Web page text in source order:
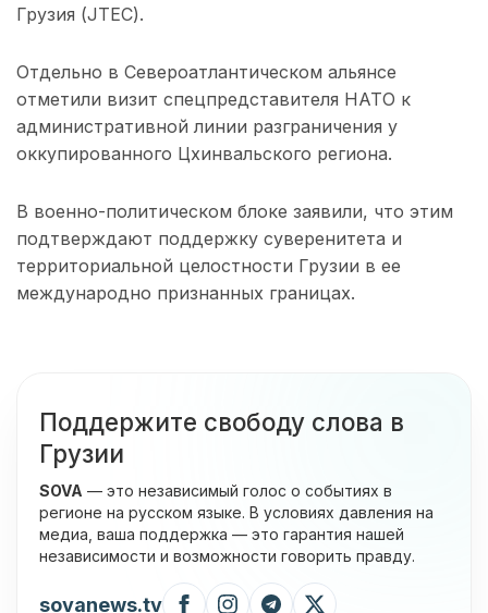
Грузия (JTEC).
Отдельно в Североатлантическом альянсе
отметили визит спецпредставителя НАТО к
административной линии разграничения у
оккупированного Цхинвальского региона.
В военно-политическом блоке заявили, что этим
подтверждают поддержку суверенитета и
территориальной целостности Грузии в ее
международно признанных границах.
Поддержите свободу слова в
Грузии
SOVA — это независимый голос о событиях в
регионе на русском языке. В условиях давления на
медиа, ваша поддержка — это гарантия нашей
независимости и возможности говорить правду.
sovanews.tv